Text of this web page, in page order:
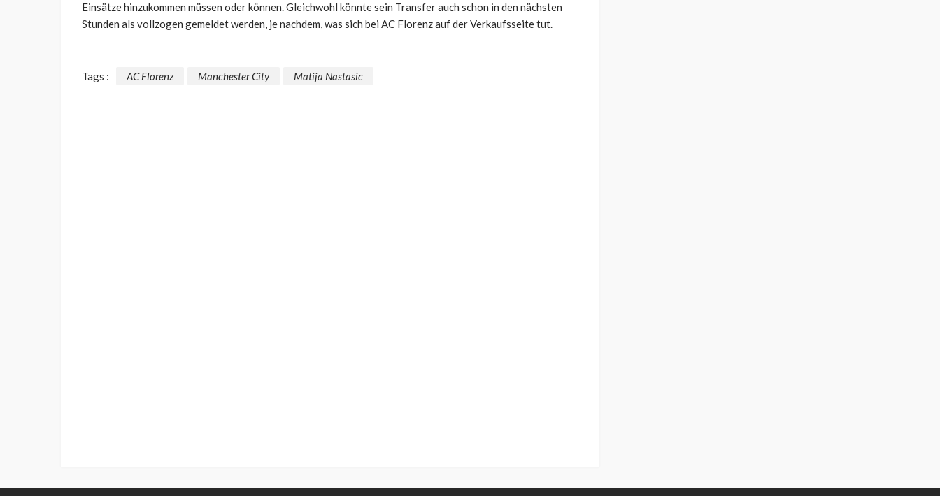
Einsätze hinzukommen müssen oder können. Gleichwohl könnte sein Transfer auch schon in den nächsten
Stunden als vollzogen gemeldet werden, je nachdem, was sich bei AC Florenz auf der Verkaufsseite tut.
Tags : AC Florenz Manchester City Matija Nastasic